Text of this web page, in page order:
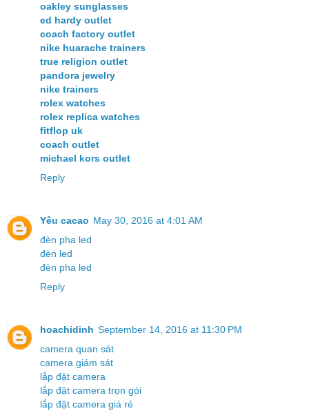
oakley sunglasses
ed hardy outlet
coach factory outlet
nike huarache trainers
true religion outlet
pandora jewelry
nike trainers
rolex watches
rolex replica watches
fitflop uk
coach outlet
michael kors outlet
Reply
Yêu cacao May 30, 2016 at 4:01 AM
đèn pha led
đèn led
đèn pha led
Reply
hoachidinh September 14, 2016 at 11:30 PM
camera quan sát
camera giám sát
lắp đặt camera
lắp đặt camera trọn gói
lắp đặt camera giá rẻ